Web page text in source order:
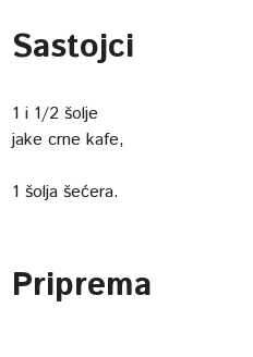
Sastojci
1 i 1/2 šolje
jake crne kafe,
1 šolja šećera.
Priprema